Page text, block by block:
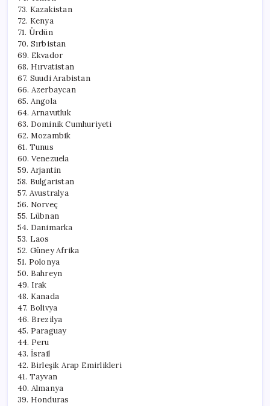
73. Kazakistan
72. Kenya
71. Ürdün
70. Sırbistan
69. Ekvador
68. Hırvatistan
67. Suudi Arabistan
66. Azerbaycan
65. Angola
64. Arnavutluk
63. Dominik Cumhuriyeti
62. Mozambik
61. Tunus
60. Venezuela
59. Arjantin
58. Bulgaristan
57. Avustralya
56. Norveç
55. Lübnan
54. Danimarka
53. Laos
52. Güney Afrika
51. Polonya
50. Bahreyn
49. Irak
48. Kanada
47. Bolivya
46. Brezilya
45. Paraguay
44. Peru
43. İsrail
42. Birleşik Arap Emirlikleri
41. Tayvan
40. Almanya
39. Honduras